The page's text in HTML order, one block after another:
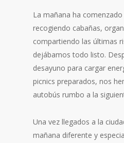
La mañana ha
recogiendo cabañas,
compartiendo las últimas
dejábamos todo listo.
desayuno para cargar
picnics preparados, nos
autobús rumbo a la
Una vez llegados a la
mañana diferente y